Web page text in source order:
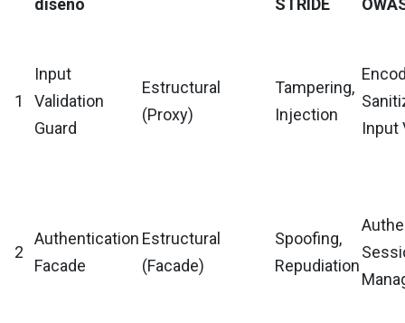
diseño STRIDE
1
Input
Validation
Guard
Estructural
(Proxy)
Tampering,
Injection
Input
2
Authentication
Facade
Estructural
(Facade)
Spoofing,
Repudiation